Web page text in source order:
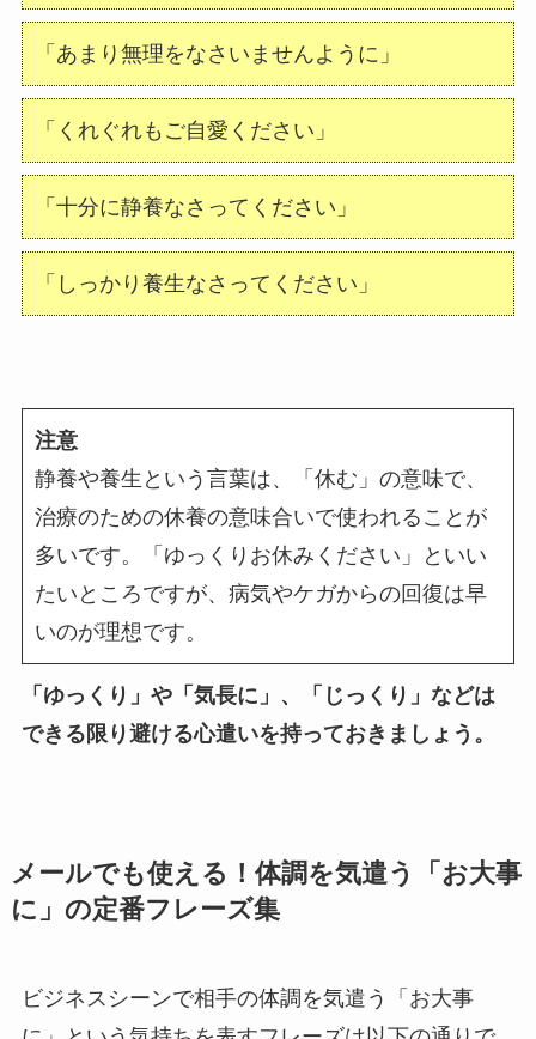
「あまり無理をなさいませんように」
「くれぐれもご自愛ください」
「十分に静養なさってください」
「しっかり養生なさってください」
注意
静養や養生という言葉は、「休む」の意味で、
治療のための休養の意味合いで使われることが
多いです。「ゆっくりお休みください」といい
たいところですが、病気やケガからの回復は早
いのが理想です。
「ゆっくり」や「気長に」、「じっくり」などは
できる限り避ける心遣いを持っておきましょう。
メールでも使える！体調を気遣う「お大事
に」の定番フレーズ集
ビジネスシーンで相手の体調を気遣う「お大事